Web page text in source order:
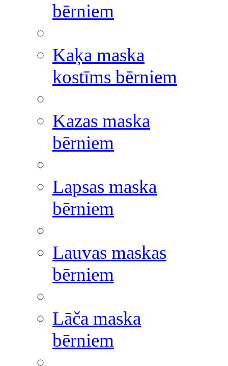
bērniem
Kaķa maska
kostīms bērniem
Kazas maska
bērniem
Lapsas maska
bērniem
Lauvas maskas
bērniem
Lāča maska
bērniem